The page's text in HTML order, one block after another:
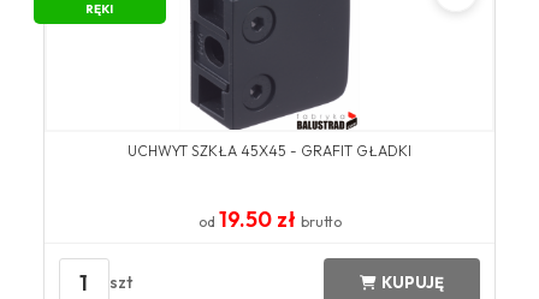
RĘKI
UCHWYT SZKŁA 45X45 - GRAFIT GŁADKI
od 19.50 zł brutto
1 szt KUPUJĘ